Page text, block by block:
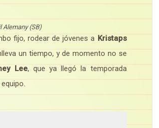
Alemany (SB)
fijo, rodear de jóvenes a Kristaps
un tiempo, y de momento no se
Lee, que ya llegó la temporada